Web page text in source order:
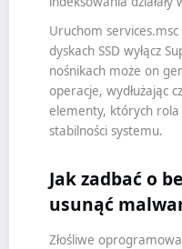
Uruchom services.msc
dyskach SSD wyłącz
nośnikach może on
operacje, wydłużając
elementy, których rola
stabilności systemu.
Jak zadbać o
usunąć
Złośliwe